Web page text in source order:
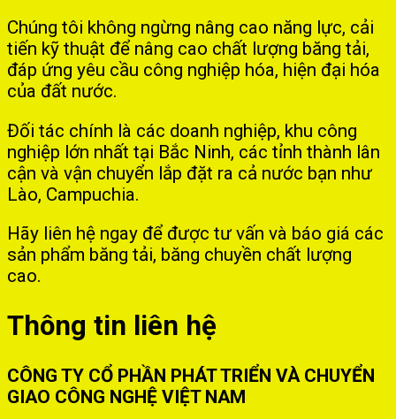
Chúng tôi không ngừng nâng cao năng lực, cải
tiến kỹ thuật để nâng cao chất lượng băng tải,
đáp ứng yêu cầu công nghiệp hóa, hiện đại hóa
của đất nước.
Đối tác chính là các doanh nghiệp, khu công
nghiệp lớn nhất tại Bắc Ninh, các tỉnh thành lân
cận và vận chuyển lắp đặt ra cả nước bạn như
Lào, Campuchia.
Hãy liên hệ ngay để được tư vấn và báo giá các
sản phẩm băng tải, băng chuyền chất lượng
cao.
Thông tin liên hệ
CÔNG TY CỔ PHẦN PHÁT TRIỂN VÀ CHUYỂN
GIAO CÔNG NGHỆ VIỆT NAM